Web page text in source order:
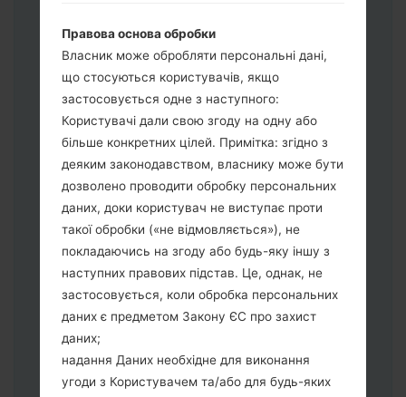
прошивки тут) або 5 (Вибрати 5 файл
прошивки тут) файлів для прошивки:
AP: "System & Recovery"
CP: "Modem & Radio"
CSC_***: "Country & Region & Operator"
HOME_CSC_***: "Country & Region &
Operator"
Додайте усі файли у програму Odin 3.
Якщо ви хочете прошити телефон та
скинути до заводських налаштувань
оберіть CSC_***, у іншому випадку
виберіть HOME_CSC_*** для
збереження Ваших даних.
Тепер вимкніть пристрій і увійдіть у
"Download" режим. Усі методи як це
зробити:
Натисніть та утримуйти клавіші:
Правова основа обробки
Власник може обробляти персональні дані,
що стосуються користувачів, якщо
застосовується одне з наступного:
Користувачі дали свою згоду на одну або
більше конкретних цілей. Примітка: згідно з
деяким законодавством, власнику може бути
дозволено проводити обробку персональних
даних, доки користувач не виступає проти
такої обробки («не відмовляється»), не
покладаючись на згоду або будь-яку іншу з
наступних правових підстав. Це, однак, не
застосовується, коли обробка персональних
даних є предметом Закону ЄС про захист
даних;
надання Даних необхідне для виконання
угоди з Користувачем та/або для будь-яких